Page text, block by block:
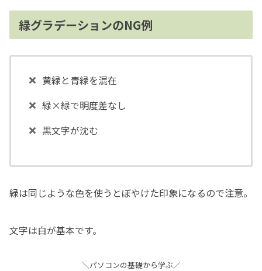
緑グラデーションのNG例
黄緑と青緑を混在
緑×緑で明度差なし
黒文字が沈む
緑は同じような色を使うとぼやけた印象になるので注意。
文字は白が基本です。
＼パソコンの基礎から学ぶ／